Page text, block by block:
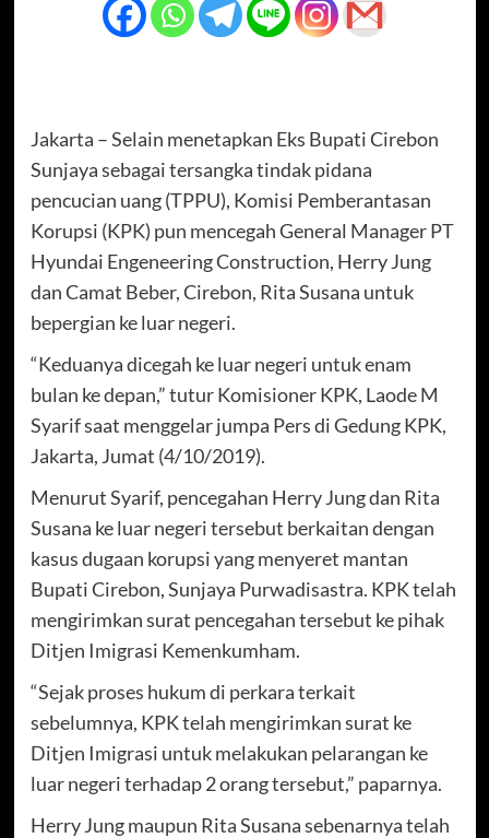
Jakarta – Selain menetapkan Eks Bupati Cirebon
Sunjaya sebagai tersangka tindak pidana
pencucian uang (TPPU), Komisi Pemberantasan
Korupsi (KPK) ‎pun mencegah General Manager PT
Hyundai Engeneering Construction, Herry Jung
dan Camat Beber, Cirebon, Rita Susana untuk
bepergian ke luar negeri.
“Keduanya dicegah ke luar negeri untuk enam
bulan ke depan,” tutur Komisioner KPK, Laode M
Syarif saat menggelar jumpa Pers di Gedung KPK,
Jakarta, Jumat (4/10/2019).
Menurut Syarif, pencegahan Herry Jung dan Rita
Susana ke luar negeri tersebut berkait‎an dengan
kasus dugaan korupsi yang menyeret mantan
Bupati Cirebon, Sunjaya Purwadisastra. KPK telah
mengirimkan surat pencegahan tersebut ke pihak
Ditjen Imigrasi Kemenkumham.
“Sejak proses hukum di perkara terkait
sebelumnya, KPK telah mengirimkan surat ke
Ditjen Imigrasi untuk melakukan pelarangan ke
luar negeri terhadap 2 orang tersebut,” paparnya.
Herry Jung maupun Rita Susana sebenarnya telah